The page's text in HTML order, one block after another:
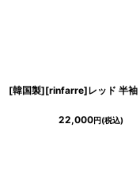
22,000円(税込)